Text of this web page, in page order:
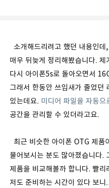
소개해드리려고 했던 내용인데
매우 뒤늦게 정리해봤습니다.
다시 아이폰5s로 돌아오면서
그래서 한동안 쓰임새가 줄었던
있는데요. 미디어 파일을 자동으
공간을 관리할 수 있더라고요.
최근 비슷한 아이폰 OTG 제품
물어보시는 분도 많아졌습니다.
제품을 비교해볼까 합니다. 빨
저도 준비하는 시간이 있다 보